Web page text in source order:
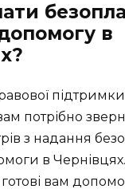
в
потрібно
з надання
в
вам